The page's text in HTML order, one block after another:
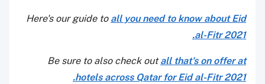
Here's our guide to all you need to know about Eid
al-Fitr 2021.
Be sure to also check outall that's on offer at
hotels across Qatar for Eid al-Fitr 2021.